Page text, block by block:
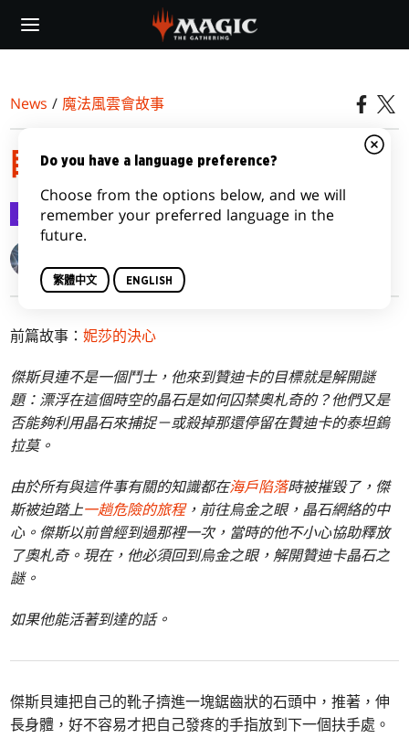
main
News / 魔法風雲會故事
眼中啟示
魔法風雲會故事 2024-05-15
前篇故事：妮莎的決心
傑斯貝連不是一個鬥士，他來到贊迪卡的目標就是解開謎
題：漂浮在這個時空的晶石是如何囚禁奧札奇的？他們又是
否能夠利用晶石來捕捉－或殺掉那還停留在贊迪卡的泰坦鎢
拉莫。
由於所有與這件事有關的知識都在海戶陷落時被摧毀了，傑
斯被迫踏上一趟危險的旅程，前往烏金之眼，晶石網絡的中
心。傑斯以前曾經到過那裡一次，當時的他不小心協助釋放
了奧札奇。現在，他必須回到烏金之眼，解開贊迪卡晶石之
謎。
如果他能活著到達的話。
傑斯貝連把自己的靴子擠進一塊鋸齒狀的石頭中，推著，伸
長身體，好不容易才把自己發疼的手指放到下一個扶手處。
Do you have a language preference?
Choose from the options below, and we will
remember your preferred language in the
future.
繁體中文 ENGLISH